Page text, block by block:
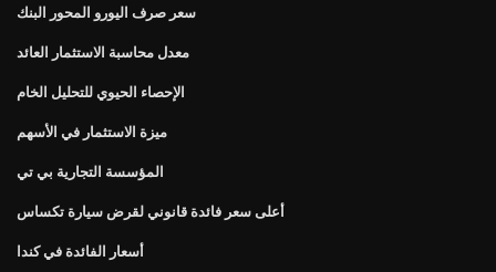
سعر صرف اليورو المحور البنك
معدل محاسبة الاستثمار العائد
الإحصاء الحيوي للتحليل الخام
ميزة الاستثمار في الأسهم
المؤسسة التجارية بي تي
أعلى سعر فائدة قانوني لقرض سيارة تكساس
أسعار الفائدة في كندا